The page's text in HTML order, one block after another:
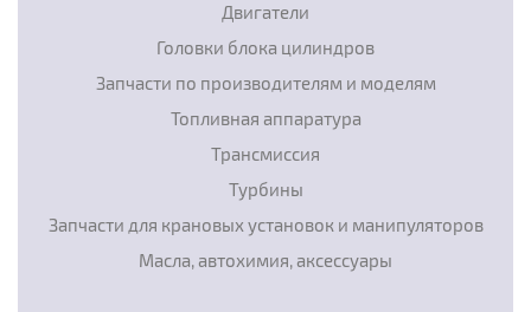
Двигатели
Головки блока цилиндров
Запчасти по производителям и моделям
Топливная аппаратура
Трансмиссия
Турбины
Запчасти для крановых установок и манипуляторов
Масла, автохимия, аксессуары